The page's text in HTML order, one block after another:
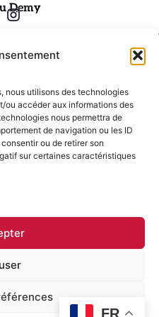
nous utilisons des technologies
ou accéder aux informations des
nous permettra de
de navigation ou les ID
ou de retirer son
sur certaines caractéristiques
Demy
FR